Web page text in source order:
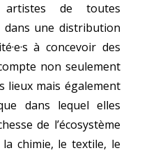
de toutes
une distribution
à concevoir des
non seulement
lieux mais également
dans lequel elles
de l’écosystème
chimie, le textile, le